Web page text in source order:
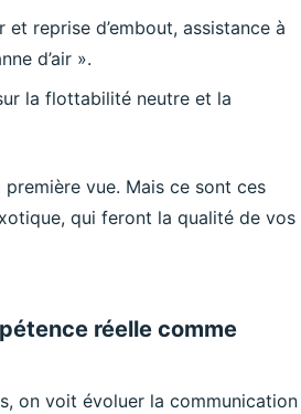
et reprise d’embout, assistance à
d’air ».
la flottabilité neutre et la
vue. Mais ce sont ces
qui feront la qualité de vos
réelle comme
on voit évoluer la communication